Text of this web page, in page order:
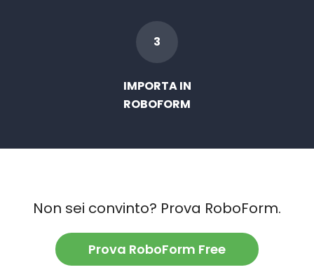
3
IMPORTA IN
ROBOFORM
Non sei convinto? Prova RoboForm.
Prova RoboForm Free